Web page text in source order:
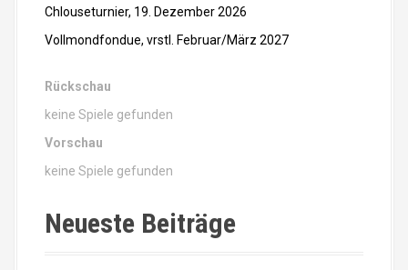
Chlouseturnier, 19. Dezember 2026
Vollmondfondue, vrstl. Februar/März 2027
Rückschau
keine Spiele gefunden
Vorschau
keine Spiele gefunden
Neueste Beiträge